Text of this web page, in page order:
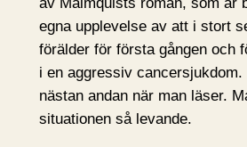
egna upplevelse av att i stort
förälder för första gången och
i en aggressiv cancersjukdom.
nästan andan när man läser.
situationen så levande.